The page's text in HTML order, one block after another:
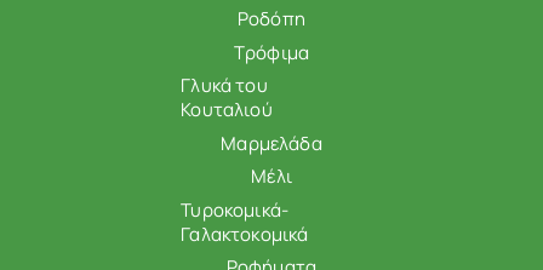
Ροδόπη
Τρόφιμα
Γλυκά του
Κουταλιού
Μαρμελάδα
Μέλι
Τυροκομικά-
Γαλακτοκομικά